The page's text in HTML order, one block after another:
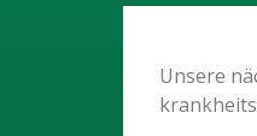
Unsere